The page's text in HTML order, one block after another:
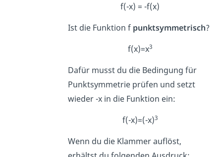
f(-x) = -f(x)
Ist die Funktion f punktsymmetrisch?
f(x)=x3
Dafür musst du die Bedingung für
Punktsymmetrie prüfen und setzt
wieder -x in die Funktion ein:
f(-x)=(-x)3
Wenn du die Klammer auflöst,